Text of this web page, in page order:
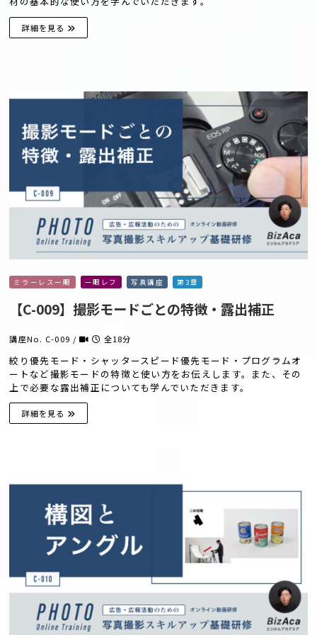
詳細を見る
ミラーレス一眼 一眼レフ 写真講座 第3章
【C-009】撮影モードごとの特徴・露出補正
講座No. C-009 / 全18分
絞り優先モード・シャッタースピード優先モード・プログラムオ
ートなど撮影モードの特徴と使い方をお伝えします。また、その
上で必要な露出補正についても学んでいただきます。
詳細を見る